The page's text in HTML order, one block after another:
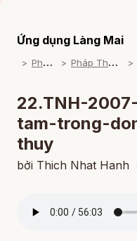
Ứng dụng Làng Mai
P
háp Thoại P
háp Thoại Thiền Sư Thích Nhất Hạnh
22.TNH-
tam-trong-
thuy
bởi Thich Nhat Hanh